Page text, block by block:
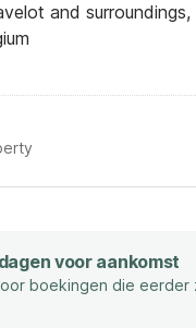
and
voor aankomst
boekingen die eerder